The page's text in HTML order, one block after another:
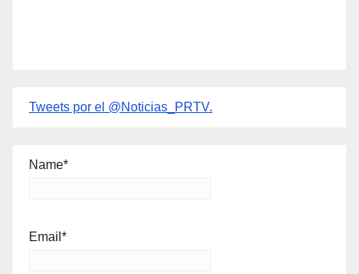
Tweets por el @Noticias_PRTV.
Name*
Email*